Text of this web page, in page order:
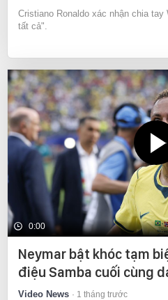
Cristiano Ronaldo xác nhận chia tay
tất cả".
0:00
Neymar bật khóc tạm
điệu Samba cuối cùng
Video News 1 tháng trước